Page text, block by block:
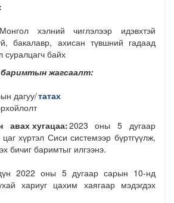
:
хэлний чиглэлээр идэвхтэй
бакалавр, ахисан түвшний гадаад
суралцагч байх
баримтын жагсаалт:
дагуу/татах
авах хугацаа:2023 оны 5 дугаар
хүртэл Сиси системээр бүртгүүлж,
бичиг баримтыг илгээнэ.
2022 оны 5 дугаар сарын 10-нд
хариуг цахим хаягаар мэдэгдэх